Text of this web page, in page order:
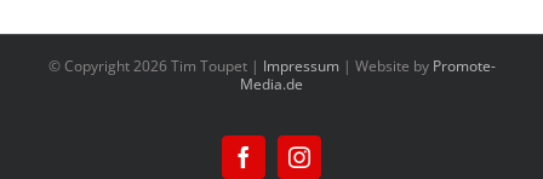
© Copyright2026 Tim Toupet | Impressum | Website by Promote-
Media.de
FacebookInstagram